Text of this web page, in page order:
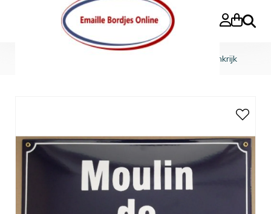
Search
Straatnaambord Frankrijk